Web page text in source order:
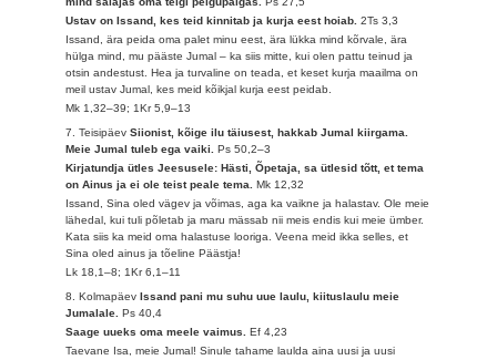
Ustav on Issand, kes teid kinnitab ja kurja eest hoiab.2Ts 3,3
Issand, ära peida oma palet minu eest, ära lükka mind kõrvale, ära
hülga mind, mu pääste Jumal – ka siis mitte, kui olen pattu teinud ja
otsin andestust. Hea ja turvaline on teada, et keset kurja maailma on
meil ustav Jumal, kes meid kõikjal kurja eest peidab.
Mk 1,32–39; 1Kr 5,9–13
7. TeisipäevSiionist, kõige ilu täiusest, hakkab Jumal kiirgama.
Meie Jumal tuleb ega vaiki.Ps 50,2–3
Kirjatundja ütles Jeesusele: Hästi, Õpetaja, sa ütlesid tõtt, et tema
on Ainus ja ei ole teist peale tema.Mk 12,32
Issand, Sina oled vägev ja võimas, aga ka vaikne ja halastav. Ole meie
lähedal, kui tuli põletab ja maru mässab nii meis endis kui meie ümber.
Kata siis ka meid oma halastuse looriga. Veena meid ikka selles, et
Sina oled ainus ja tõeline Päästja!
Lk 18,1–8; 1Kr 6,1–11
8. KolmapäevIssand pani mu suhu uue laulu, kiituslaulu meie
Jumalale.Ps 40,4
Saage uueks oma meele vaimus.Ef 4,23
Taevane Isa, meie Jumal! Sinule tahame laulda aina uusi ja uusi